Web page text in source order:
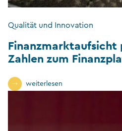
Qualität und Innovation
Finanzmarktaufsicht
Zahlen zum
weiterlesen